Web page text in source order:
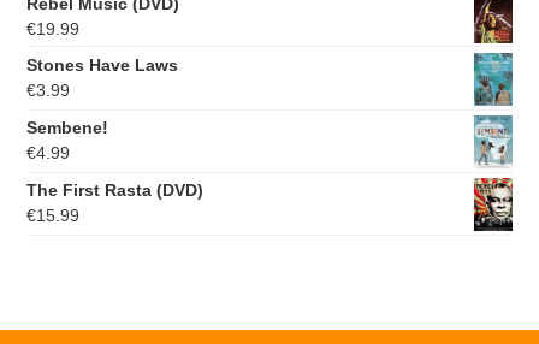
€19.99
Stones Have Laws
€3.99
Sembene!
€4.99
The First Rasta (DVD)
€15.99